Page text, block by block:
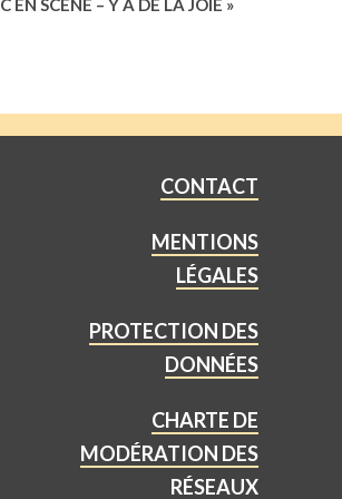
EN SCÈNE – Y A DE LA JOIE »
CONTACT
MENTIONS
LÉGALES
PROTECTION DES
DONNÉES
CHARTE DE
MODÉRATION DES
RÉSEAUX